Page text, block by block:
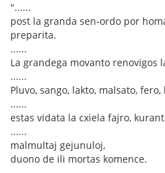
"......
post la granda sen-ordo por
preparita.
......
La grandega movanto renovigos
......
Pluvo, sango, lakto, malsato,
......
estas vidata la cxiela fajro,
......
malmultaj gejunuloj,
duono de ili mortas komence.